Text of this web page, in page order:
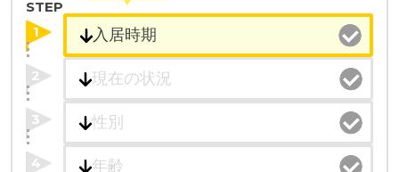
STEP
1
2
3
4